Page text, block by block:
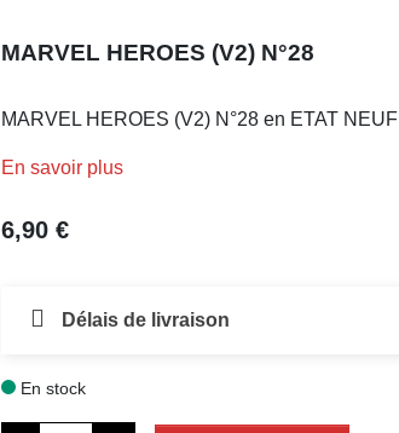
MARVEL HEROES (V2) N°28
MARVEL HEROES (V2) N°28 en ETAT NEUF
En savoir plus
6,90 €
Délais de livraison
En stock